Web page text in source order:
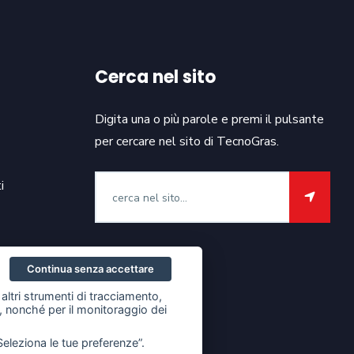
Cerca nel sito
Digita una o più parole e premi il pulsante
per cercare nel sito di TecnoGras.
strumenti di tracciamento,
nonché per il monitoraggio dei
le tue preferenze”.
Continua senza accettare